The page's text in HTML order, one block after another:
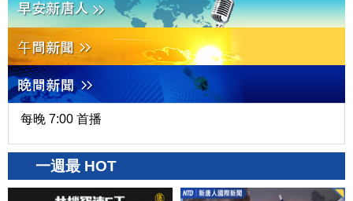
每晚 7:00 首播
一週最 HOT